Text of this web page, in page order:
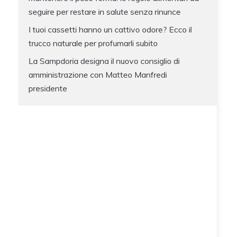
seguire per restare in salute senza rinunce
I tuoi cassetti hanno un cattivo odore? Ecco il
trucco naturale per profumarli subito
La Sampdoria designa il nuovo consiglio di
amministrazione con Matteo Manfredi
presidente